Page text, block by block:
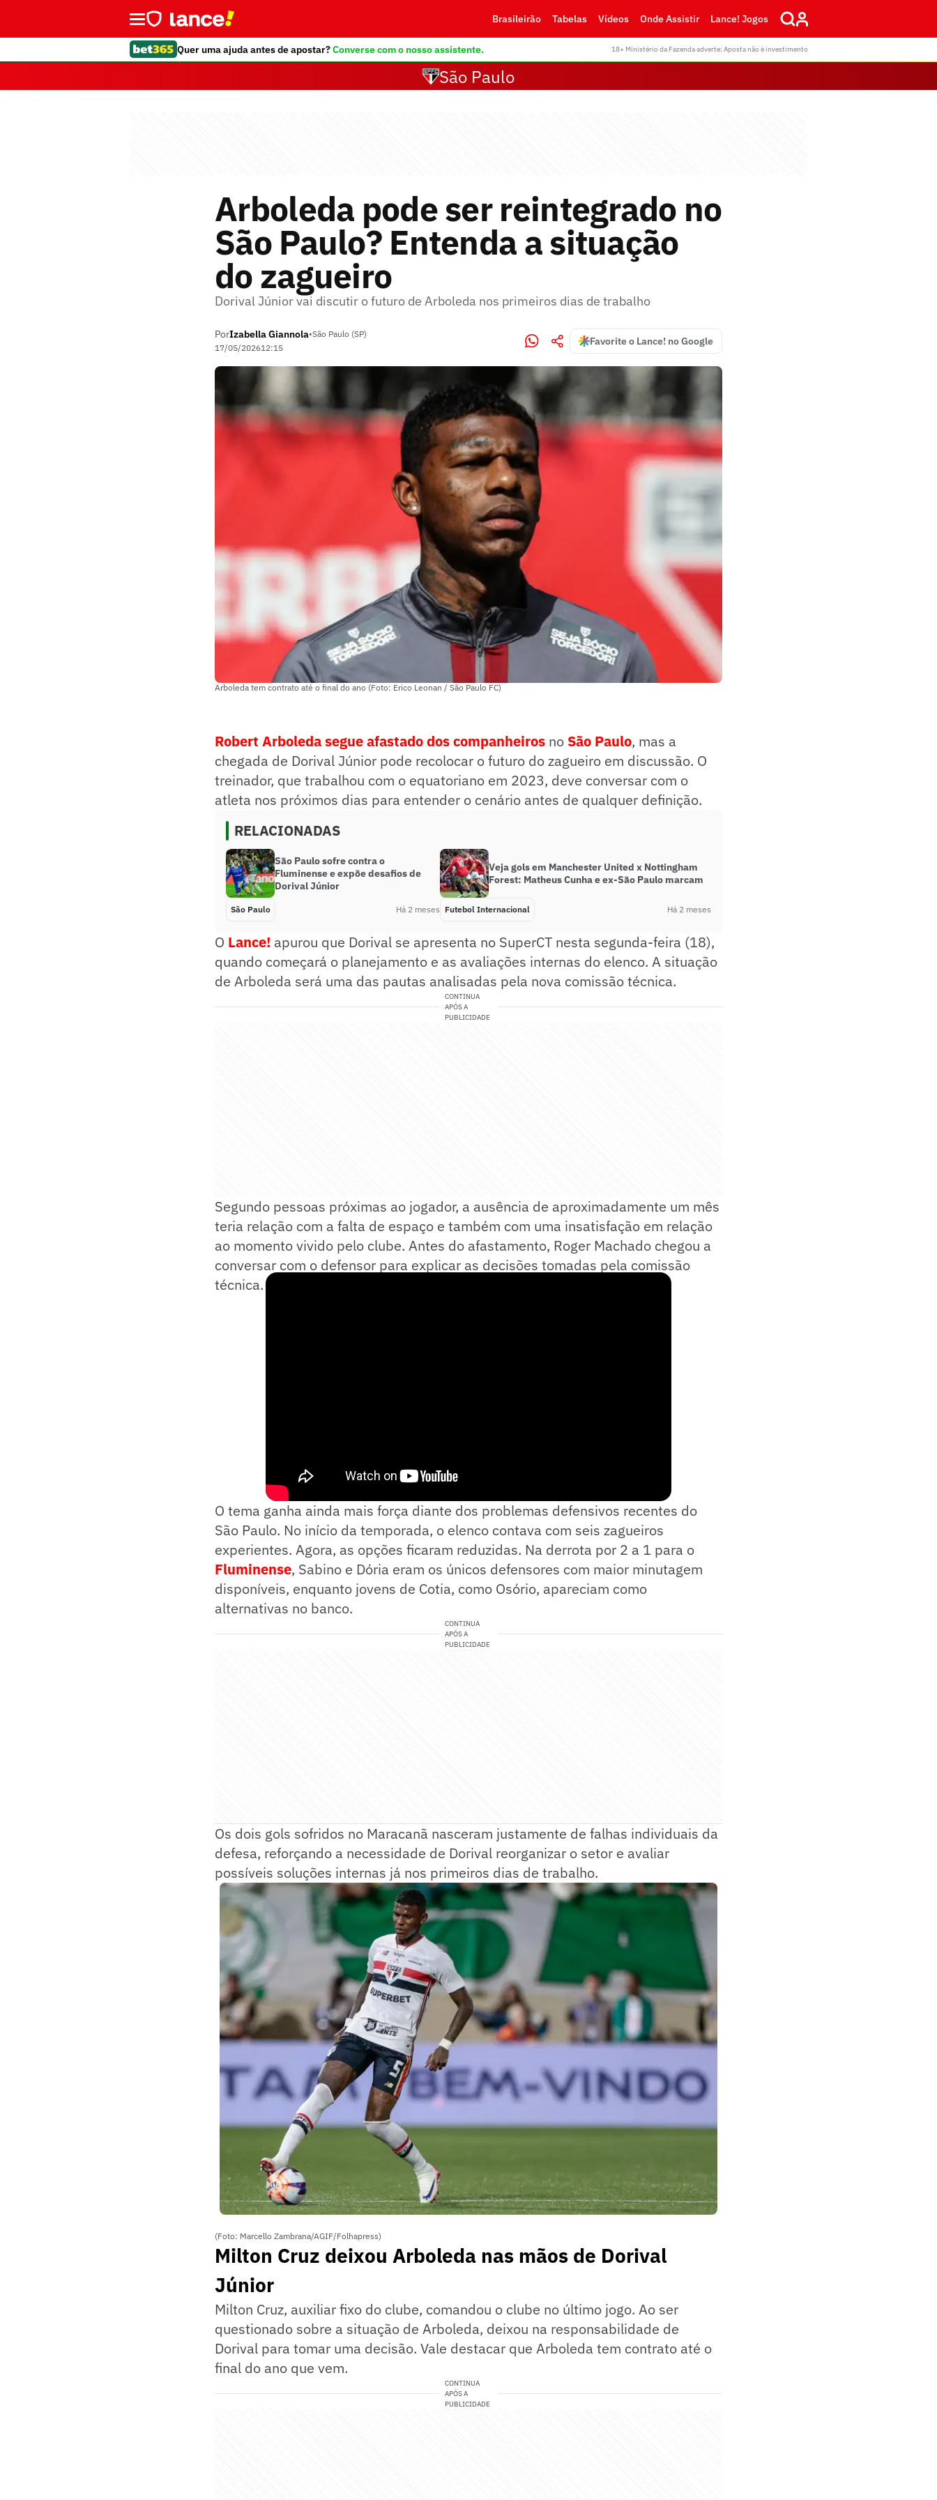
Brasileirão Tabelas Vídeos Onde Assistir Lance! Jogos
Quer uma ajuda antes de apostar?Converse com o nosso assistente. 18+ Ministério da Fazenda adverte: Aposta não é investimento
São Paulo
Arboleda pode ser reintegrado no
São Paulo? Entenda a situação
do zagueiro
Dorival Júnior vai discutir o futuro de Arboleda nos primeiros dias de trabalho
PorIzabella Giannola•São Paulo (SP)
17/05/202612:15
Favorite o Lance! no Google
Arboleda tem contrato até o final do ano (Foto: Erico Leonan / São Paulo FC)
Robert Arboleda segue afastado dos companheiros no São Paulo, mas a
chegada de Dorival Júnior pode recolocar o futuro do zagueiro em discussão. O
treinador, que trabalhou com o equatoriano em 2023, deve conversar com o
atleta nos próximos dias para entender o cenário antes de qualquer definição.
RELACIONADAS
São Paulo sofre contra o
Fluminense e expõe desafios de
Dorival Júnior
São Paulo Há 2 meses
Veja gols em Manchester United x Nottingham
Forest: Matheus Cunha e ex-São Paulo marcam
Futebol Internacional Há 2 meses
O Lance! apurou que Dorival se apresenta no SuperCT nesta segunda-feira (18),
quando começará o planejamento e as avaliações internas do elenco. A situação
de Arboleda será uma das pautas analisadas pela nova comissão técnica.
CONTINUA
APÓS A
PUBLICIDADE
Segundo pessoas próximas ao jogador, a ausência de aproximadamente um mês
teria relação com a falta de espaço e também com uma insatisfação em relação
ao momento vivido pelo clube. Antes do afastamento, Roger Machado chegou a
conversar com o defensor para explicar as decisões tomadas pela comissão
técnica.
O tema ganha ainda mais força diante dos problemas defensivos recentes do
São Paulo. No início da temporada, o elenco contava com seis zagueiros
experientes. Agora, as opções ficaram reduzidas. Na derrota por 2 a 1 para o
Fluminense, Sabino e Dória eram os únicos defensores com maior minutagem
disponíveis, enquanto jovens de Cotia, como Osório, apareciam como
alternativas no banco.
CONTINUA
APÓS A
PUBLICIDADE
Os dois gols sofridos no Maracanã nasceram justamente de falhas individuais da
defesa, reforçando a necessidade de Dorival reorganizar o setor e avaliar
possíveis soluções internas já nos primeiros dias de trabalho.
(Foto: Marcello Zambrana/AGIF/Folhapress)
Milton Cruz deixou Arboleda nas mãos de Dorival
Júnior
Milton Cruz, auxiliar fixo do clube, comandou o clube no último jogo. Ao ser
questionado sobre a situação de Arboleda, deixou na responsabilidade de
Dorival para tomar uma decisão. Vale destacar que Arboleda tem contrato até o
final do ano que vem.
CONTINUA
APÓS A
PUBLICIDADE